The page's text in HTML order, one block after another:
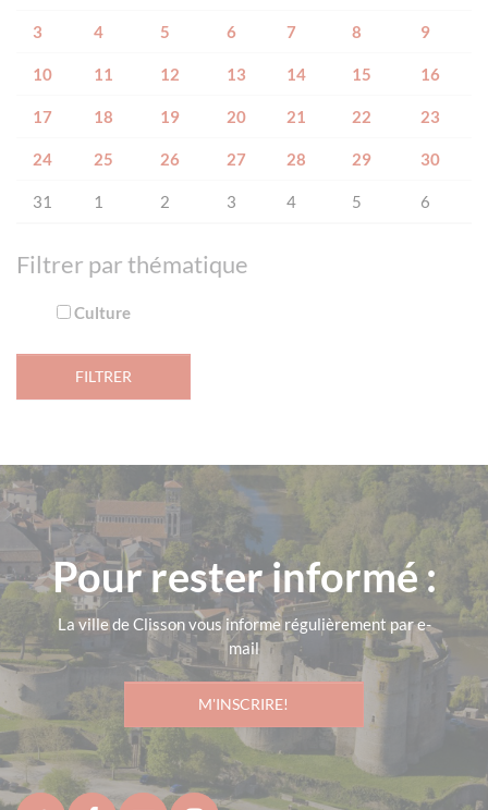
3 4 5 6 7 8 9
10 11 12 13 14 15 16
17 18 19 20 21 22 23
24 25 26 27 28 29 30
31 1 2 3 4 5 6
Filtrer par thématique
Culture
Pour rester informé :
La ville de Clisson vous informe régulièrement par e-
mail
M'INSCRIRE!